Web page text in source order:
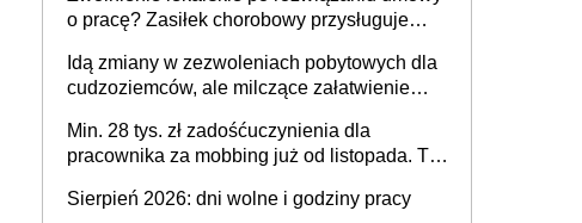
o pracę? Zasiłek chorobowy przysługuje
dni od ustania stosunku pracy
Idą zmiany w zezwoleniach pobytowych dla
cudzoziemców, ale milczące załatwienie
Min. 28 tys. zł zadośćuczynienia dla
pracownika za mobbing już od listopada. To
zespołu
Sierpień 2026: dni wolne i godziny pracy